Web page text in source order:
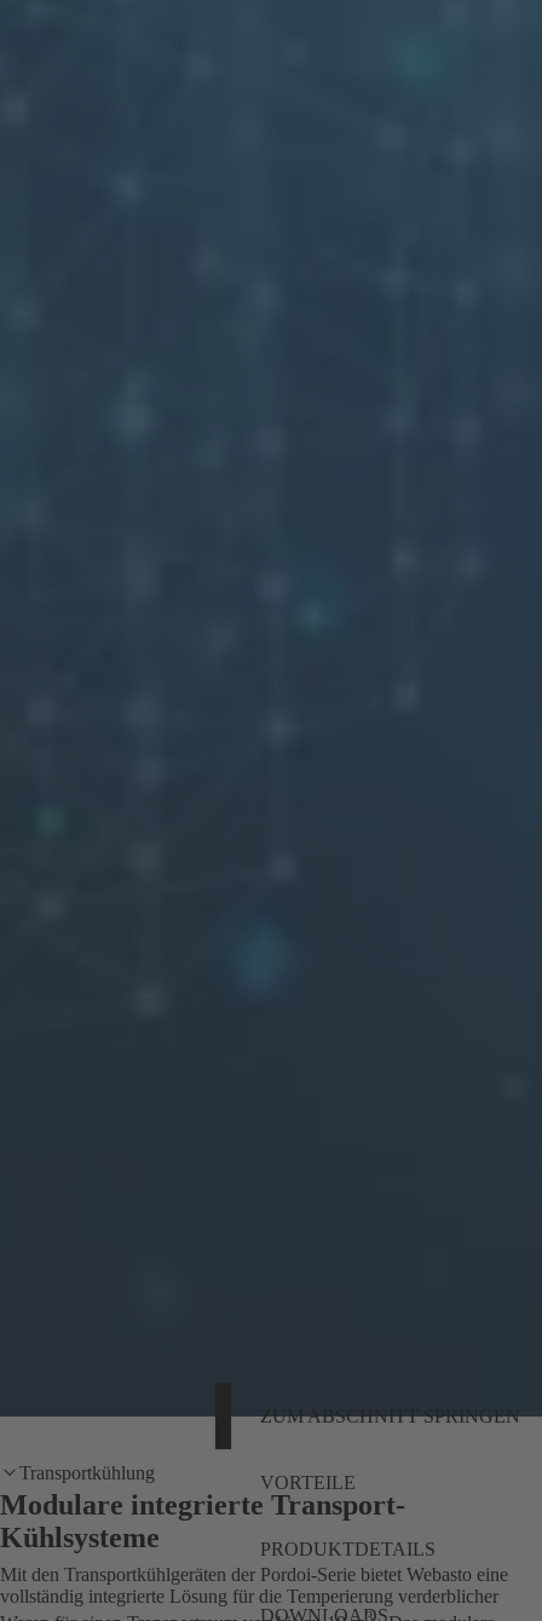
ZUM ABSCHNITT SPRINGEN
VORTEILE
PRODUKTDETAILS
DOWNLOADS
Transportkühlung
Modulare integrierte Transport-
Kühlsysteme
Mit den Transportkühlgeräten der Pordoi-Serie bietet Webasto eine
vollständig integrierte Lösung für die Temperierung verderblicher
3